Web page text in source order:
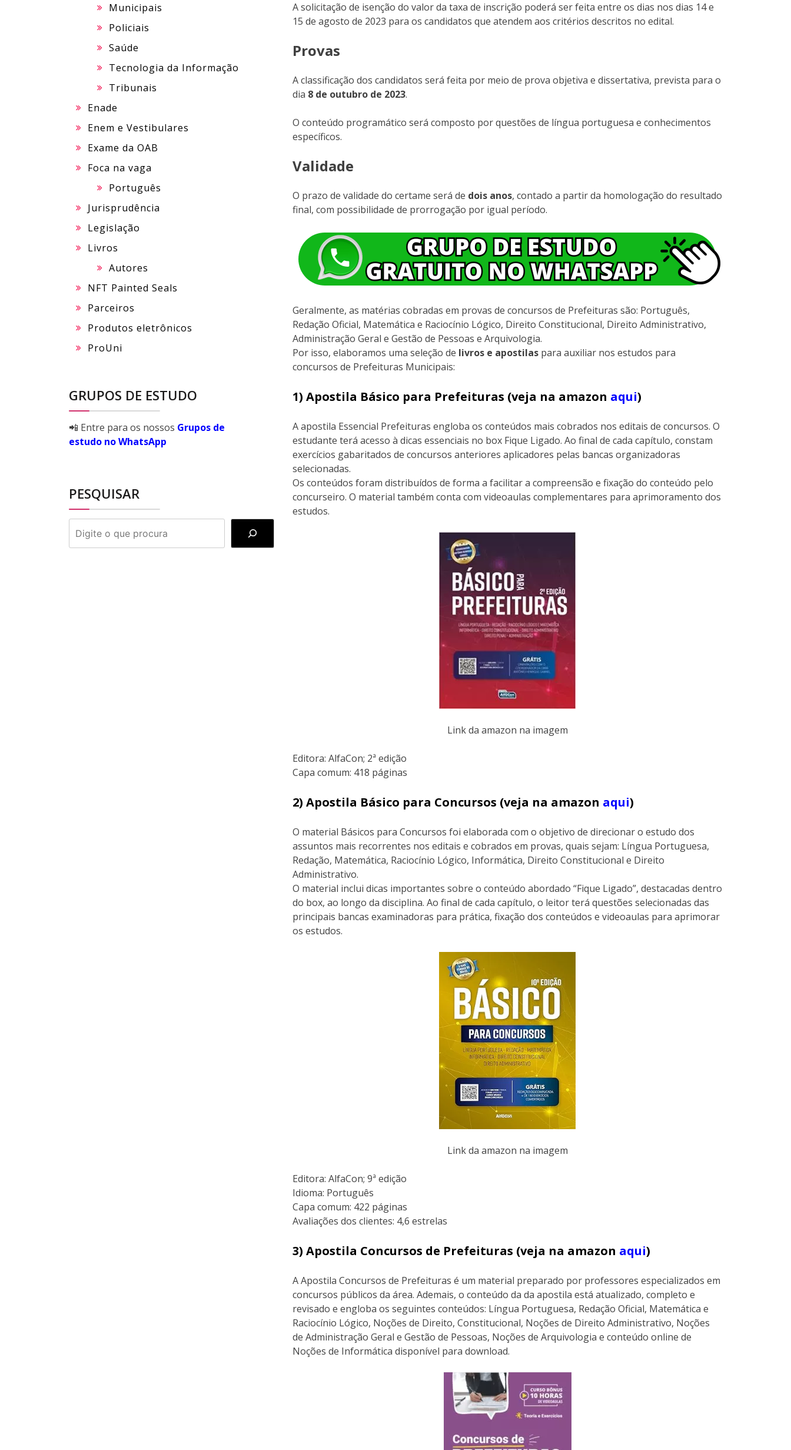
A solicitação de isenção do valor da taxa de inscrição poderá ser feita entre os dias nos dias 14 e
15 de agosto de 2023 para os candidatos que atendem aos critérios descritos no edital.
Provas
A classificação dos candidatos será feita por meio de prova objetiva e dissertativa, prevista para o
dia 8 de outubro de 2023.
O conteúdo programático será composto por questões de língua portuguesa e conhecimentos
específicos.
Validade
O prazo de validade do certame será de dois anos, contado a partir da homologação do resultado
final, com possibilidade de prorrogação por igual período.
Geralmente, as matérias cobradas em provas de concursos de Prefeituras são: Português,
Redação Oficial, Matemática e Raciocínio Lógico, Direito Constitucional, Direito Administrativo,
Administração Geral e Gestão de Pessoas e Arquivologia.
Por isso, elaboramos uma seleção de livros e apostilas para auxiliar nos estudos para
concursos de Prefeituras Municipais:
1) Apostila Básico para Prefeituras (veja na amazon aqui)
A apostila Essencial Prefeituras engloba os conteúdos mais cobrados nos editais de concursos. O
estudante terá acesso à dicas essenciais no box Fique Ligado. Ao final de cada capítulo, constam
exercícios gabaritados de concursos anteriores aplicadores pelas bancas organizadoras
selecionadas.
Os conteúdos foram distribuídos de forma a facilitar a compreensão e fixação do conteúdo pelo
concurseiro. O material também conta com videoaulas complementares para aprimoramento dos
estudos.
Link da amazon na imagem
Editora:‎ AlfaCon; 2ª edição
Capa comum:‎ 418 páginas
2) Apostila Básico para Concursos (veja na amazon aqui)
O material Básicos para Concursos foi elaborada com o objetivo de direcionar o estudo dos
assuntos mais recorrentes nos editais e cobrados em provas, quais sejam: Língua Portuguesa,
Redação, Matemática, Raciocínio Lógico, Informática, Direito Constitucional e Direito
Administrativo.
O material inclui dicas importantes sobre o conteúdo abordado “Fique Ligado”, destacadas dentro
do box, ao longo da disciplina. Ao final de cada capítulo, o leitor terá questões selecionadas das
principais bancas examinadoras para prática, fixação dos conteúdos e videoaulas para aprimorar
os estudos.
Link da amazon na imagem
Editora: AlfaCon; 9ª edição
Idioma: Português
Capa comum: 422 páginas
Avaliações dos clientes: 4,6 estrelas
3) Apostila Concursos de Prefeituras (veja na amazon aqui)
A Apostila Concursos de Prefeituras é um material preparado por professores especializados em
concursos públicos da área. Ademais, o conteúdo da da apostila está atualizado, completo e
revisado e engloba os seguintes conteúdos: Língua Portuguesa, Redação Oficial, Matemática e
Raciocínio Lógico, Noções de Direito, Constitucional, Noções de Direito Administrativo, Noções
de Administração Geral e Gestão de Pessoas, Noções de Arquivologia e conteúdo online de
Noções de Informática disponível para download.
Municipais
Policiais
Saúde
Tecnologia da Informação
Tribunais
Enade
Enem e Vestibulares
Exame da OAB
Foca na vaga
Português
Jurisprudência
Legislação
Livros
Autores
NFT Painted Seals
Parceiros
Produtos eletrônicos
ProUni
GRUPOS DE ESTUDO
📲 Entre para os nossos Grupos de
estudo no WhatsApp
PESQUISAR
PESQUISAR